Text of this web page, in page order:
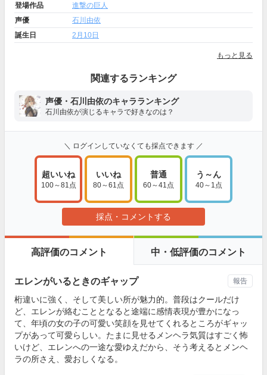
登場作品
進撃の巨人
声優
石川由依
誕生日
2月10日
もっと見る
関連するランキング
声優・石川由依のキャラランキング
石川由依が演じるキャラで好きなのは？
＼ ログインしていなくても採点できます ／
超いいね
100～81点
いいね
80～61点
普通
60～41点
う～ん
40～1点
採点・コメントする
高評価のコメント 中・低評価のコメント
エレンがいるときのギャップ
桁違いに強く、そして美しい所が魅力的。普段はクールだけ
ど、エレンが絡むこととなると途端に感情表現が豊かになっ
て、年頃の女の子の可愛い笑顔を見せてくれるところがギャッ
プがあって可愛らしい。たまに見せるメンヘラ気質はすごく怖
いけど、エレンへの一途な愛ゆえだから、そう考えるとメンヘ
ラの所さえ、愛おしくなる。
報告